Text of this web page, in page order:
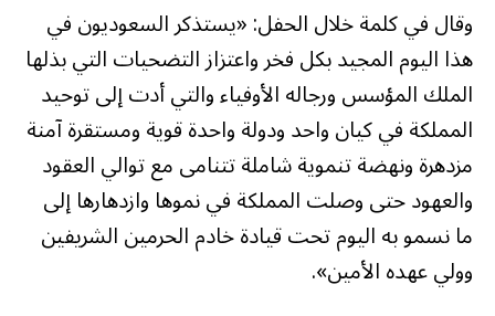
وقال في كلمة خلال الحفل: «يستذكر السعوديون في
هذا اليوم المجيد بكل فخر واعتزاز التضحيات التي بذلها
الملك المؤسس ورجاله الأوفياء والتي أدت إلى توحيد
المملكة في كيان واحد ودولة واحدة قوية ومستقرة آمنة
مزدهرة ونهضة تنموية شاملة تتنامى مع توالي العقود
والعهود حتى وصلت المملكة في نموها وازدهارها إلى
ما نسمو به اليوم تحت قيادة خادم الحرمين الشريفين
وولي عهده الأمين».